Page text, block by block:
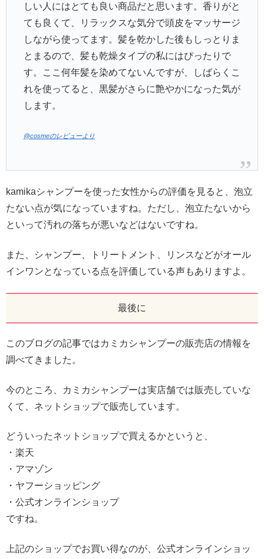
しい人にはとても良い商品だと思います。香りがと
ても良くて、リラックスな気分で頭皮をマッサージ
しながら使ってます。髪を乾かした後もしっとりま
とまるので、髪も乾燥タイプの私にはぴったりで
す。ここ何年髪を染めてないんですが、しばらくこ
れを使ってると、黒髪がさらに艶やかになった気が
します。
@cosmeのレビューより
kamikaシャンプーを使った女性からの評価を見ると、泡立
たない点が気になっていますね。ただし、泡立たないから
といって汚れの落ちが悪いなどはないですね。
また、シャンプー、トリートメント、リンスなどがオール
インワンとなっている点を評価している声もありますよ。
最後に
このブログの記事ではカミカシャンプーの販売店の情報を
調べてきました。
今のところ、カミカシャンプーは実店舗では販売していな
くて、ネットショップで販売しています。
どういったネットショップで買えるかというと、
・楽天
・アマゾン
・ヤフーショッピング
・公式オンラインショップ
ですね。
上記のショップでお買い得なのが、公式オンラインショッ